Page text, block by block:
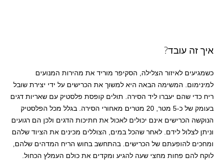
איך זה עובד?
כשמגיעים לאיזור הצלילה, הסקיפר מוריד את מהירות המנועים
למינימום. המשימה הבאה היא למשוך את הכרישים על ידי יצירת שובל
ריח כדי שהם יעברו ליד הסירה. תולים קופסת פלסטיק עם שאריות דגים
בעומק של כ-5 מטר, 20 מטרים מאחורי הסירה. בגלל מכל הפלסטיק
הנוקשה הכרישים אינם יכולים לאכול את חתיכות הדגים ולכן הם רגועים
וניתן לצלול לידם. לאחר שהכל במים, הצוללים מכינים את הציוד שלהם
ומחכים להופעתם של הכרישים. בהתחשב בחוש הריח המדהים שלהם,
לוקח להם פחות מחצי שעה להגיע ומקדים את כולם העמלץ הכחול.